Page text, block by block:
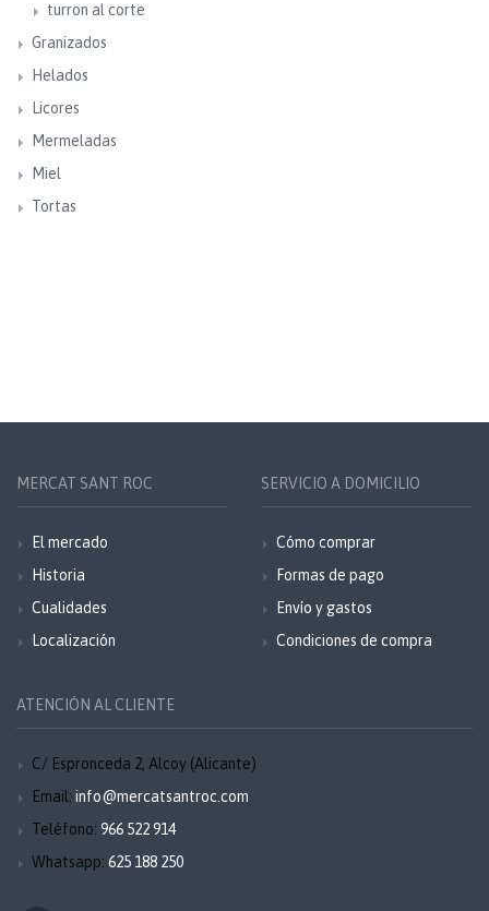
turron al corte
Granizados
Helados
Licores
Mermeladas
Miel
Tortas
MERCAT SANT ROC
El mercado
Historia
Cualidades
Localización
SERVICIO A DOMICILIO
Cómo comprar
Formas de pago
Envío y gastos
Condiciones de compra
ATENCIÓN AL CLIENTE
C/ Espronceda 2, Alcoy (Alicante)
Email: info@mercatsantroc.com
Teléfono: 966 522 914
Whatsapp: 625 188 250